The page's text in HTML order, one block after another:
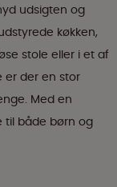
udsigten og
køkken,
stole eller i et af
der en stor
Med en
både børn og